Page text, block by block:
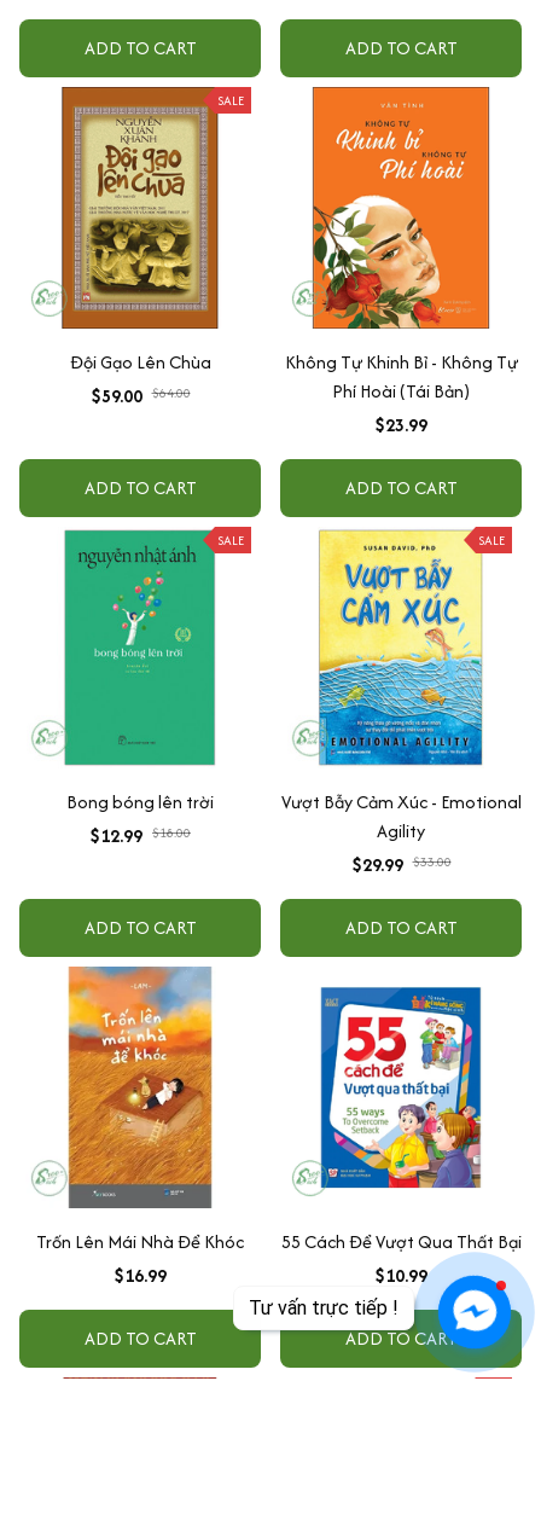
Tư vấn trực tiếp !
ADD TO CART ADD TO CART
SALE
Đội Gạo Lên Chùa
$59.00 $64.00
ADD TO CART
Không Tự Khinh Bỉ - Không Tự
Phí Hoài (Tái Bản)
$23.99
ADD TO CART
SALE
Bong bóng lên trời
$12.99 $18.00
ADD TO CART
SALE
Vượt Bẫy Cảm Xúc - Emotional
Agility
$29.99 $33.00
ADD TO CART
Trốn Lên Mái Nhà Để Khóc
$16.99
ADD TO CART
55 Cách Để Vượt Qua Thất Bại
$10.99
ADD TO CART